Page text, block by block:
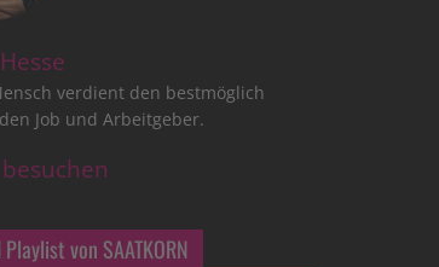
verdient den bestmöglich
Job und Arbeitgeber.
Playlist von SAATKORN